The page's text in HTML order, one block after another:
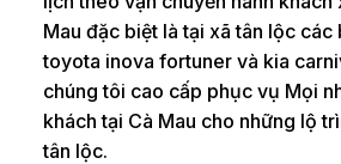
Mau đặc biệt là tại xã tân lộc các
toyota inova fortuner và kia
chúng tôi cao cấp phục vụ Mọi
khách tại Cà Mau cho những lộ
tân lộc.